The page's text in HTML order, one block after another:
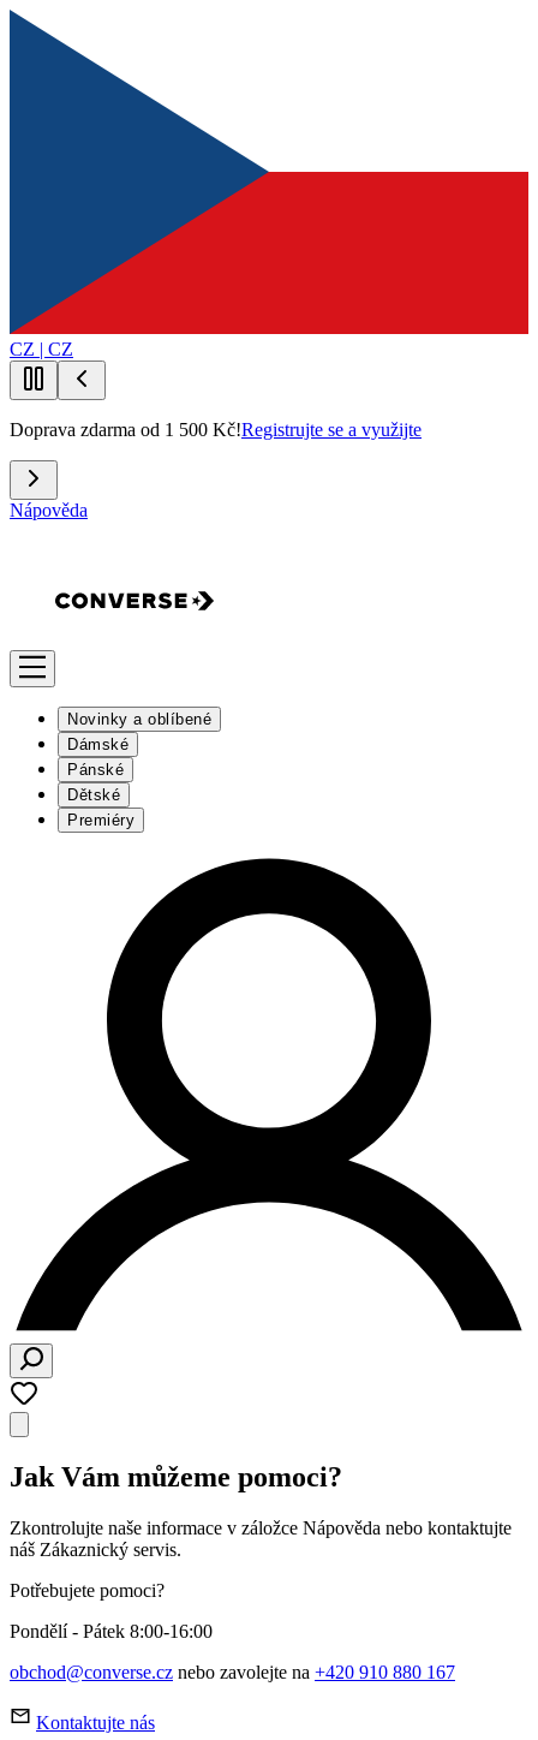
CZ | CZ
Doprava zdarma od 1 500 Kč!Registrujte se a využijte
Nápověda
Novinky a oblíbené
Dámské
Pánské
Dětské
Premiéry
Jak Vám můžeme pomoci?
Zkontrolujte naše informace v záložce Nápověda nebo kontaktujte
náš Zákaznický servis.
Potřebujete pomoci?
Pondělí - Pátek 8:00-16:00
obchod@converse.cz nebo zavolejte na +420 910 880 167
Kontaktujte nás